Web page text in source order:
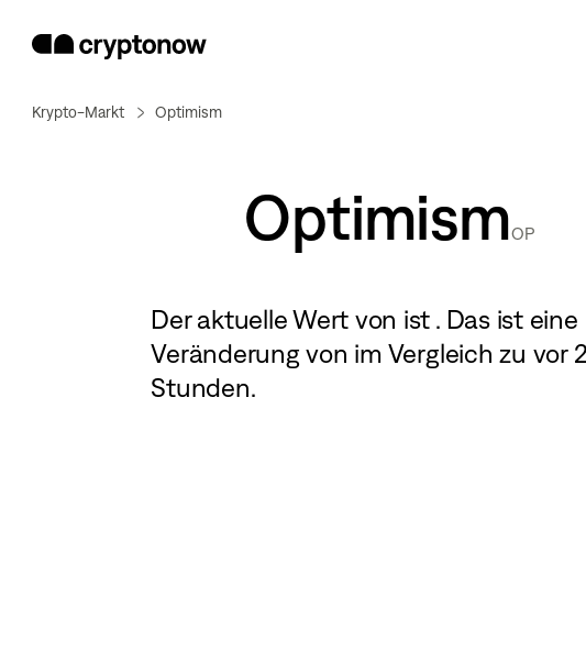
Krypto-Markt Optimism
OptimismOP
Der aktuelle Wert von ist . Das ist eine
Veränderung von im Vergleich zu vor
Stunden.